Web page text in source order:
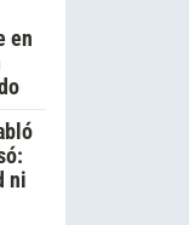
en
ni